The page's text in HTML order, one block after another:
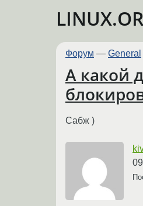
Форум — General
А какой
Сабж )